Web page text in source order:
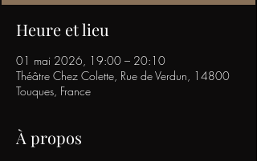
Heure et lieu
01 mai 2026, 19:00 – 20:10
Théâtre Chez Colette, Rue de Verdun, 14800
Touques, France
À propos